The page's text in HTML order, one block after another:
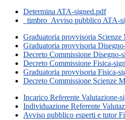
Determina ATA-signed.pdf
_timbro_Avviso pubblico ATA-
Graduatoria provvisoria
Graduatoria provvisoria
Decreto Commissione Disegno-
Decreto Commissione Fisica-
Graduatoria provvisoria Fisica-
Decreto Commissione Scienze
Incarico Referente Valutazione-
Individuazione Referente
Avviso pubblico esperti e tutor